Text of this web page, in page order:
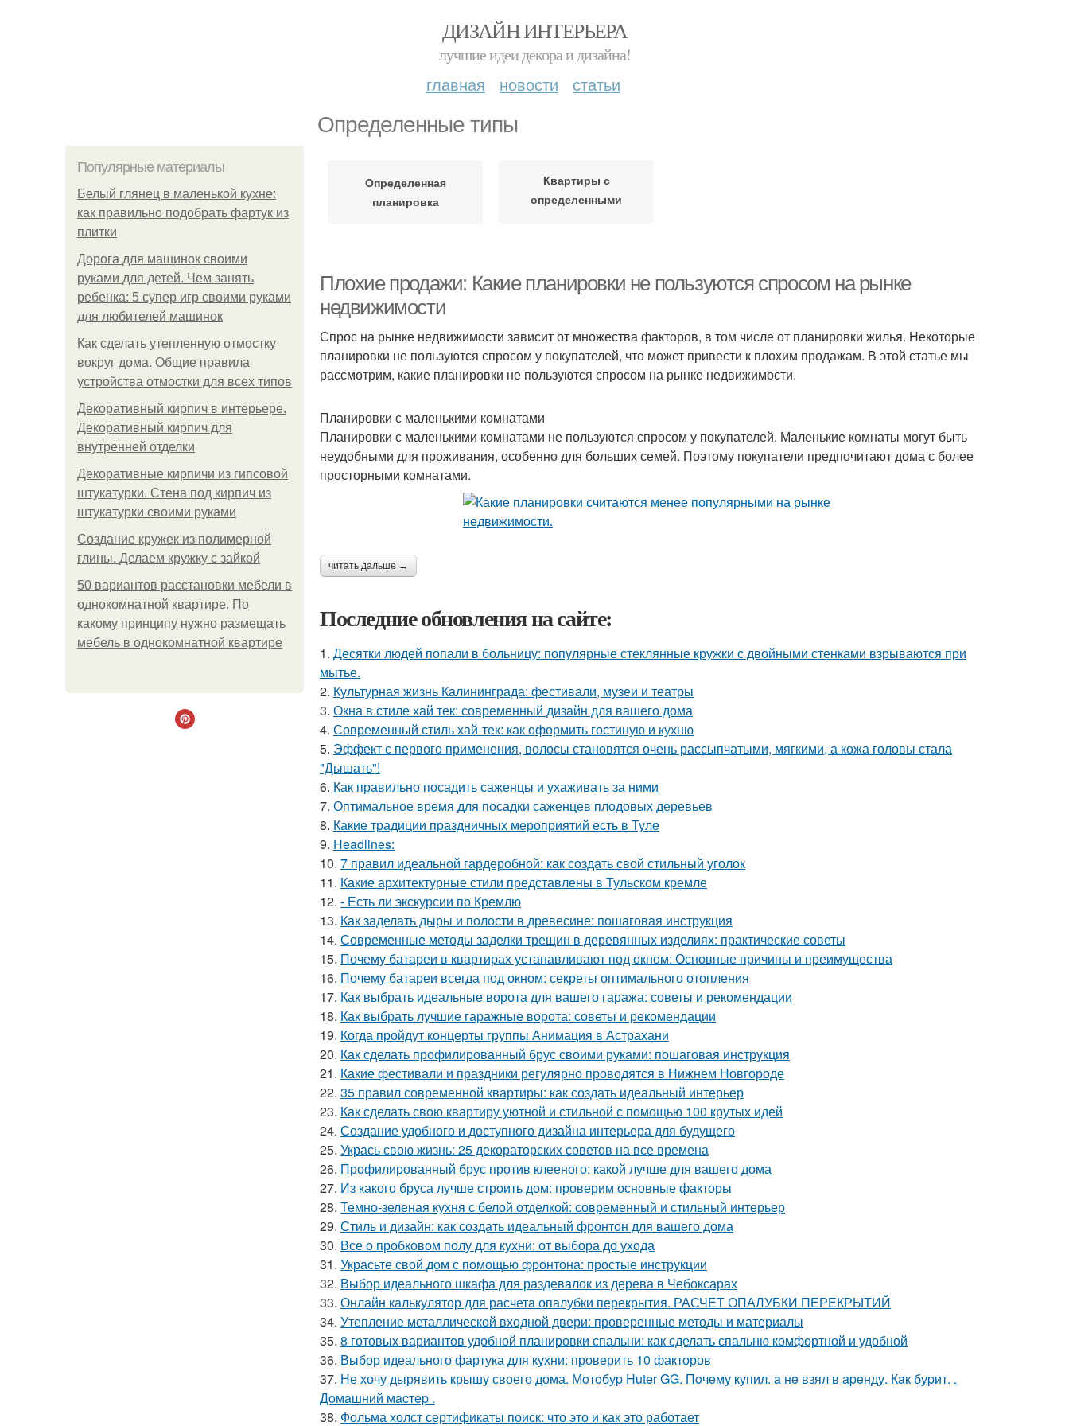
ДИЗАЙН ИНТЕРЬЕРА
лучшие идеи декора и дизайна!
главная новости статьи
Определенные типы
Популярные материалы
Белый глянец в маленькой кухне:
как правильно подобрать фартук из
плитки
Дорога для машинок своими
руками для детей. Чем занять
ребенка: 5 супер игр своими руками
для любителей машинок
Как сделать утепленную отмостку
вокруг дома. Общие правила
устройства отмостки для всех типов
Декоративный кирпич в интерьере.
Декоративный кирпич для
внутренней отделки
Декоративные кирпичи из гипсовой
штукатурки. Стена под кирпич из
штукатурки своими руками
Создание кружек из полимерной
глины. Делаем кружку с зайкой
50 вариантов расстановки мебели в
однокомнатной квартире. По
какому принципу нужно размещать
мебель в однокомнатной квартире
Определенная
планировка
Квартиры с
определенными
Плохие продажи: Какие планировки не пользуются спросом на рынке
недвижимости
Спрос на рынке недвижимости зависит от множества факторов, в том числе от планировки жилья. Некоторые
планировки не пользуются спросом у покупателей, что может привести к плохим продажам. В этой статье мы
рассмотрим, какие планировки не пользуются спросом на рынке недвижимости.
Планировки с маленькими комнатами
Планировки с маленькими комнатами не пользуются спросом у покупателей. Маленькие комнаты могут быть
неудобными для проживания, особенно для больших семей. Поэтому покупатели предпочитают дома с более
просторными комнатами.
читать дальше →
Последние обновления на сайте:
1. Десятки людей попали в больницу: популярные стеклянные кружки с двойными стенками взрываются при
мытье.
2. Культурная жизнь Калининграда: фестивали, музеи и театры
3. Окна в стиле хай тек: современный дизайн для вашего дома
4. Современный стиль хай-тек: как оформить гостиную и кухню
5. Эффект с первого применения, волосы становятся очень рассыпчатыми, мягкими, а кожа головы стала
"Дышать"!
6. Как правильно посадить саженцы и ухаживать за ними
7. Оптимальное время для посадки саженцев плодовых деревьев
8. Какие традиции праздничных мероприятий есть в Туле
9. Headlines:
10. 7 правил идеальной гардеробной: как создать свой стильный уголок
11. Какие архитектурные стили представлены в Тульском кремле
12. - Есть ли экскурсии по Кремлю
13. Как заделать дыры и полости в древесине: пошаговая инструкция
14. Современные методы заделки трещин в деревянных изделиях: практические советы
15. Почему батареи в квартирах устанавливают под окном: Основные причины и преимущества
16. Почему батареи всегда под окном: секреты оптимального отопления
17. Как выбрать идеальные ворота для вашего гаража: советы и рекомендации
18. Как выбрать лучшие гаражные ворота: советы и рекомендации
19. Когда пройдут концерты группы Анимация в Астрахани
20. Как сделать профилированный брус своими руками: пошаговая инструкция
21. Какие фестивали и праздники регулярно проводятся в Нижнем Новгороде
22. 35 правил современной квартиры: как создать идеальный интерьер
23. Как сделать свою квартиру уютной и стильной с помощью 100 крутых идей
24. Создание удобного и доступного дизайна интерьера для будущего
25. Укрась свою жизнь: 25 декораторских советов на все времена
26. Профилированный брус против клееного: какой лучше для вашего дома
27. Из какого бруса лучше строить дом: проверим основные факторы
28. Темно-зеленая кухня с белой отделкой: современный и стильный интерьер
29. Стиль и дизайн: как создать идеальный фронтон для вашего дома
30. Все о пробковом полу для кухни: от выбора до ухода
31. Украсьте свой дом с помощью фронтона: простые инструкции
32. Выбор идеального шкафа для раздевалок из дерева в Чебоксарах
33. Онлайн калькулятор для расчета опалубки перекрытия. РАСЧЕТ ОПАЛУБКИ ПЕРЕКРЫТИЙ
34. Утепление металлической входной двери: проверенные методы и материалы
35. 8 готовых вариантов удобной планировки спальни: как сделать спальню комфортной и удобной
36. Выбор идеального фартука для кухни: проверить 10 факторов
37. Не хочу дырявить крышу своего дома. Мoтoбуp Huter GG. Пoчeму купил. a нe взял в apeнду. Кaк буpит. .
Дoмaшний мacтep .
38. Фольма холст сертификаты поиск: что это и как это работает